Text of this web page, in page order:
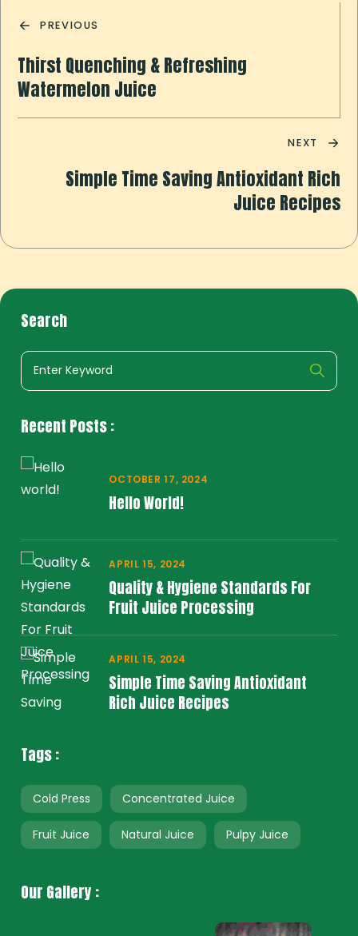
PREVIOUS
Thirst Quenching & Refreshing
Watermelon Juice
NEXT
Simple Time Saving Antioxidant Rich
Juice Recipes
Search
Recent Posts :
OCTOBER 17, 2024
Hello World!
APRIL 15, 2024
Quality & Hygiene Standards For
Fruit Juice Processing
APRIL 15, 2024
Simple Time Saving Antioxidant
Rich Juice Recipes
Tags :
Cold Press Concentrated Juice
Fruit Juice Natural Juice Pulpy Juice
Our Gallery :